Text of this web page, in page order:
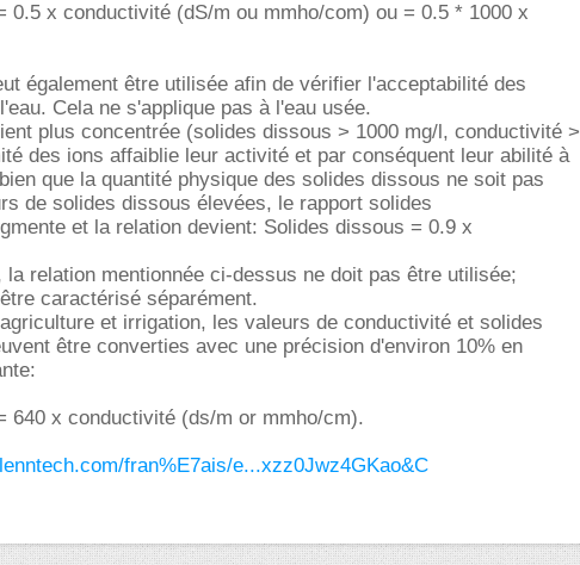
0.5 x conductivité (dS/m ou mmho/com) ou = 0.5 * 1000 x
également être utilisée afin de vérifier l'acceptabilité des
Cela ne s'applique pas à l'eau usée.
plus concentrée (solides dissous > 1000 mg/l, conductivité >
des ions affaiblie leur activité et par conséquent leur abilité à
que la quantité physique des solides dissous ne soit pas
de solides dissous élevées, le rapport solides
et la relation devient: Solides dissous = 0.9 x
relation mentionnée ci-dessus ne doit pas être utilisée;
caractérisé séparément.
et irrigation, les valeurs de conductivité et solides
être converties avec une précision d'environ 10% en
640 x conductivité (ds/m or mmho/cm).
fran%E7ais/e...xzz0Jwz4GKao&C